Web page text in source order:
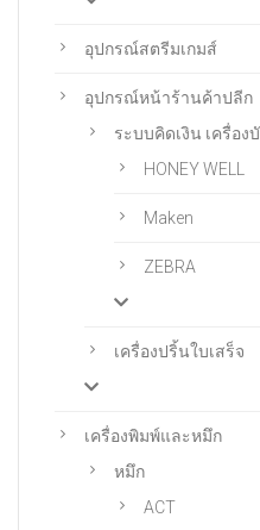
อุปกรณ์สตรีมเกมส์
อุปกรณ์หน้าร้านค้าปลีก
ระบบคิดเงิน เครื่อง
HONEY WELL
Maken
ZEBRA
เครื่องปริ้นใบเสร็จ
เครื่องพิมพ์และหมึก
หมึก
ACT